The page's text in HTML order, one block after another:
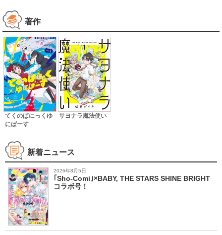
著作
てくのぱにっくゆ
にばーす
サヨナラ魔法使い
新着ニュース
2026年8月5日
｢Sho-Comi｣×BABY, THE STARS SHINE BRIGHT
コラボ号！